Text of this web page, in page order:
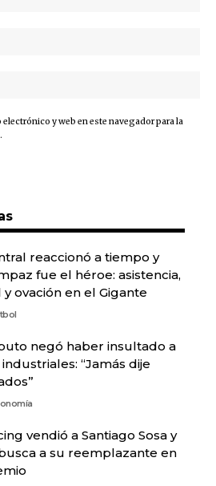
y web en este navegador para la
reaccionó a tiempo y
fue el héroe: asistencia,
y ovación en el Gigante
negó haber insultado a
“Jamás dije
vendió a Santiago Sosa y
a su reemplazante en